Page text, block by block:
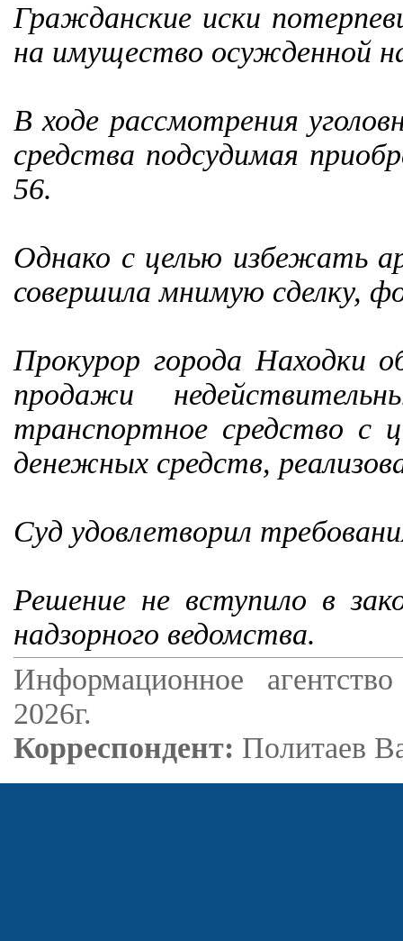
Гражданские иски
на имущество осужденной
В ходе рассмотрения
средства подсудимая
56.
Однако с целью избежать
совершила мнимую сделку,
Прокурор города Находки
продажи
транспортное средство с
денежных средств,
Суд удовлетворил
Решение не вступило в
надзорного ведомства.
Информационное
2026г.
Корреспондент: Политаев